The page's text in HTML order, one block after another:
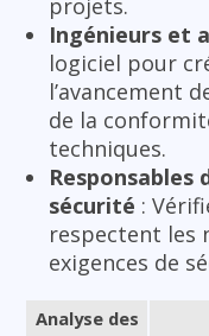
Ingénieurs et
logiciel pour
l’avancement
de la
techniques.
Responsables
sécurité :
respectent les
exigences de
Analyse des